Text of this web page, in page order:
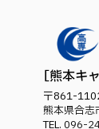
熊本キ
〒861-
熊本県合
TEL. 096-